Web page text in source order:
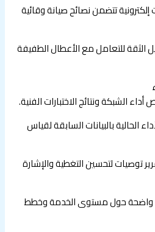
تتضمن نصائح صيانة وقائية
الثقة للتعامل مع الأعطال الطفيفة
الشبكة ونتائج الاختبارات الفنية.
الحالية بالبيانات السابقة لقياس
توصيات لتحسين التغطية والإشارة
واضحة حول مستوى الخدمة وخطط